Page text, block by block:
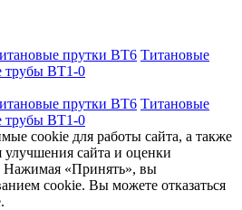
прутки ВТ6 Титановые
трубы ВТ1-0
прутки ВТ6 Титановые
трубы ВТ1-0
cookie для работы сайта, а также
улучшения сайта и оценки
Нажимая «Принять», вы
cookie. Вы можете отказаться